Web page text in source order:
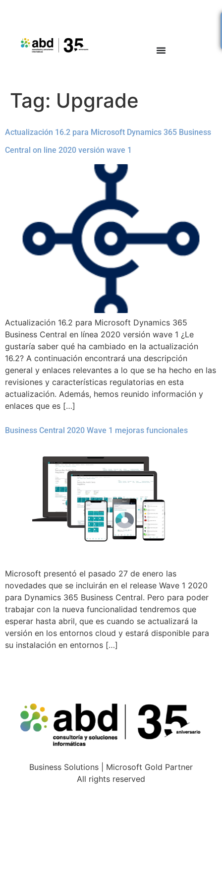
Tag: Upgrade
Actualización 16.2 para Microsoft Dynamics 365 Business
Central on line 2020 versión wave 1
Actualización 16.2 para Microsoft Dynamics 365
Business Central en línea 2020 versión wave 1 ¿Le
gustaría saber qué ha cambiado en la actualización
16.2? A continuación encontrará una descripción
general y enlaces relevantes a lo que se ha hecho en las
revisiones y características regulatorias en esta
actualización. Además, hemos reunido información y
enlaces que es […]
Business Central 2020 Wave 1 mejoras funcionales
Microsoft presentó el pasado 27 de enero las
novedades que se incluirán en el release Wave 1 2020
para Dynamics 365 Business Central. Pero para poder
trabajar con la nueva funcionalidad tendremos que
esperar hasta abril, que es cuando se actualizará la
versión en los entornos cloud y estará disponible para
su instalación en entornos […]
Business Solutions | Microsoft Gold Partner
All rights reserved